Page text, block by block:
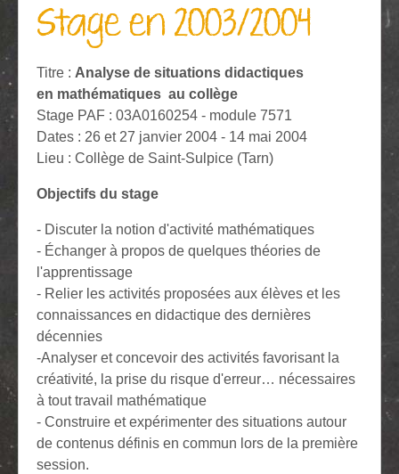
Stage en 2003/2004
Titre : Analyse de situations didactiques
en mathématiques au collège
Stage PAF : 03A0160254 - module 7571
Dates : 26 et 27 janvier 2004 - 14 mai 2004
Lieu : Collège de Saint-Sulpice (Tarn)
Objectifs du stage
- Discuter la notion d'activité mathématiques
- Échanger à propos de quelques théories de
l'apprentissage
- Relier les activités proposées aux élèves et les
connaissances en didactique des dernières
décennies
-Analyser et concevoir des activités favorisant la
créativité, la prise du risque d'erreur… nécessaires
à tout travail mathématique
- Construire et expérimenter des situations autour
de contenus définis en commun lors de la première
session.